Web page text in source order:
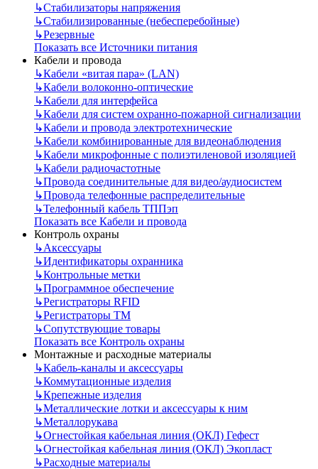
↳Стабилизаторы напряжения
↳Стабилизированные (небесперебойные)
↳Резервные
Показать все Источники питания
Кабели и провода
↳Кабели «витая пара» (LAN)
↳Кабели волоконно-оптические
↳Кабели для интерфейса
↳Кабели для систем охранно-пожарной сигнализации
↳Кабели и провода электротехнические
↳Кабели комбинированные для видеонаблюдения
↳Кабели микрофонные с полиэтиленовой изоляцией
↳Кабели радиочастотные
↳Провода соединительные для видео/аудиосистем
↳Провода телефонные распределительные
↳Телефонный кабель ТППэп
Показать все Кабели и провода
Контроль охраны
↳Аксессуары
↳Идентификаторы охранника
↳Контрольные метки
↳Программное обеспечение
↳Регистраторы RFID
↳Регистраторы ТМ
↳Сопутствующие товары
Показать все Контроль охраны
Монтажные и расходные материалы
↳Кабель-каналы и аксессуары
↳Коммутационные изделия
↳Крепежные изделия
↳Металлические лотки и аксессуары к ним
↳Металлорукава
↳Огнестойкая кабельная линия (ОКЛ) Гефест
↳Огнестойкая кабельная линия (ОКЛ) Экопласт
↳Расходные материалы